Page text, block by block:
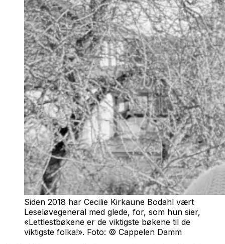
Siden 2018 har Cecilie Kirkaune Bodahl vært
Leseløvegeneral med glede, for, som hun sier,
«Lettlestbøkene er de viktigste bøkene til de
viktigste folka!». Foto: © Cappelen Damm